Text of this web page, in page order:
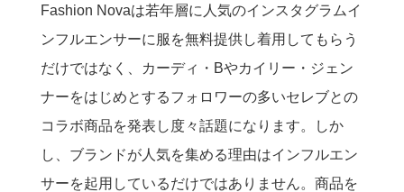
Fashion Novaは若年層に人気のインスタグラムイ
ンフルエンサーに服を無料提供し着用してもらう
だけではなく、カーディ・Bやカイリー・ジェン
ナーをはじめとするフォロワーの多いセレブとの
コラボ商品を発表し度々話題になります。しか
し、ブランドが人気を集める理由はインフルエン
サーを起用しているだけではありません。商品を